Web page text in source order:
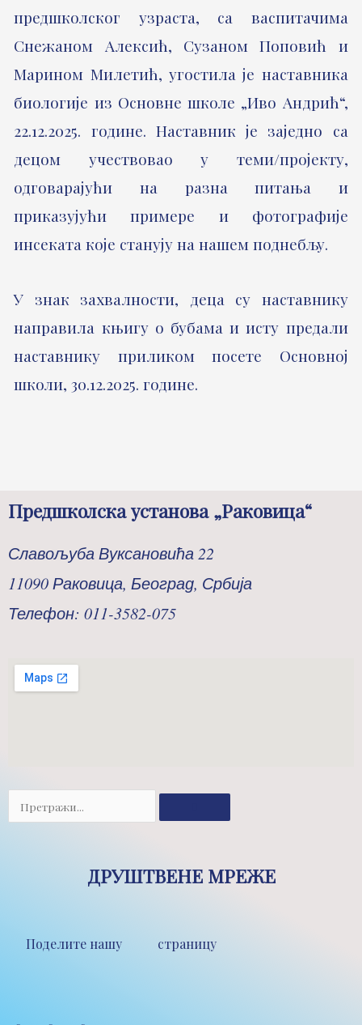
предшколског узраста, са васпитачима
Снежаном Алексић, Сузаном Поповић и
Марином Милетић, угостила је наставника
биологије из Основне школе „Иво Андрић“,
22.12.2025. године. Наставник је заједно са
децом учествовао у теми/пројекту,
одговарајући на разна питања и
приказујући примере и фотографије
инсеката које станују на нашем поднебљу.
У знак захвалности, деца су наставнику
направила књигу о бубама и исту предали
наставнику приликом посете Основној
школи, 30.12.2025. године.
Предшколска установа „Раковица“
Славољуба Вуксановића 22
11090 Раковица, Београд, Србија
Телефон: 011-3582-075
ДРУШТВЕНЕ МРЕЖЕ
Поделите нашу страницу